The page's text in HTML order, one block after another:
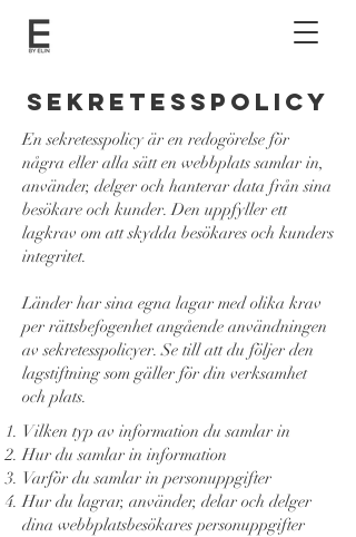
Sekretesspolicy
En sekretesspolicy är en redogörelse för
några eller alla sätt en webbplats samlar in,
använder, delger och hanterar data från sina
besökare och kunder. Den uppfyller ett
lagkrav om att skydda besökares och kunders
integritet.
Länder har sina egna lagar med olika krav
per rättsbefogenhet angående användningen
av sekretesspolicyer. Se till att du följer den
lagstiftning som gäller för din verksamhet
och plats.
Vilken typ av information du samlar in
Hur du samlar in information
Varför du samlar in personuppgifter
Hur du lagrar, använder, delar och delger
dina webbplatsbesökares personuppgifter